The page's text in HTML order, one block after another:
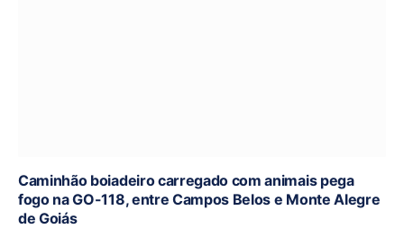
Caminhão boiadeiro carregado com animais pega
fogo na GO-118, entre Campos Belos e Monte Alegre
de Goiás